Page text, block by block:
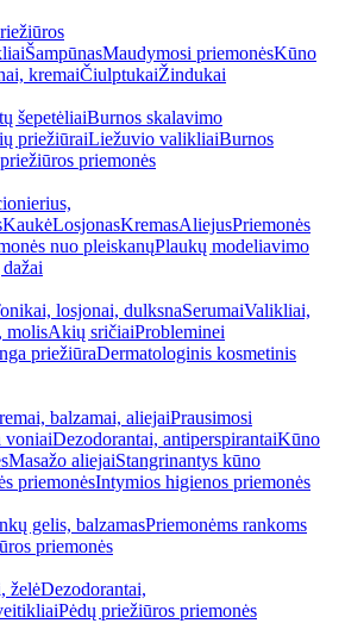
ŠampūnasMaudymosi priemonėsKūno
kremaiČiulptukaiŽindukai
šepetėliaiBurnos skalavimo
priežiūraiLiežuvio valikliaiBurnos
priemonės
KaukėLosjonasKremasAliejusPriemonės
nuo pleiskanųPlaukų modeliavimo
losjonai, dulksnaSerumaiValikliai,
molisAkių sričiaiProbleminei
priežiūraDermatologinis kosmetinis
balzamai, aliejaiPrausimosi
voniaiDezodorantai, antiperspirantaiKūno
Masažo aliejaiStangrinantys kūno
priemonėsIntymios higienos priemonės
gelis, balzamasPriemonėms rankoms
priemonės
želėDezodorantai,
Pėdų priežiūros priemonės